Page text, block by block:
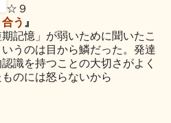
☆９
う』
記憶」が弱いために聞いたこ
うのは目から鱗だった。発達
識を持つことの大切さがよく
のには怒らないから